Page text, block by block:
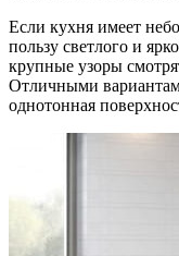
Если кухня имеет
пользу светлого и
крупные узоры
Отличными
однотонная